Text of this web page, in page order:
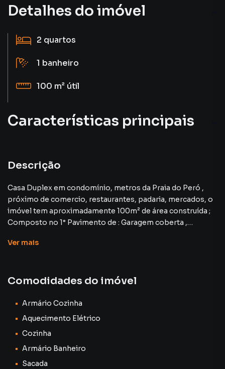
Detalhes do imóvel
2 quartos
1 banheiro
100 m² útil
Características principais
Portão Eletrônico
Quadra do Mar
Varanda
Descrição
Casa Duplex em condomínio, metros da Praia do Peró ,
próximo de comercio, restaurantes, padaria, mercados, o
imóvel tem aproximadamente 100m² de área construída ;
Composto no 1° Pavimento de : Garagem coberta ,
2° Pavimento : 02 quartos com varanda , corredor
Cabo Frio. Não encontrou o que procurava ou deseja mais
informações sobre Casa em Cabo Frio? Entre em contato
com nossa equipe pelo telefone (22) 99841-2333.
Ver mais
Comodidades do imóvel
Armário Cozinha
Aquecimento Elétrico
Cozinha
Armário Banheiro
Sacada